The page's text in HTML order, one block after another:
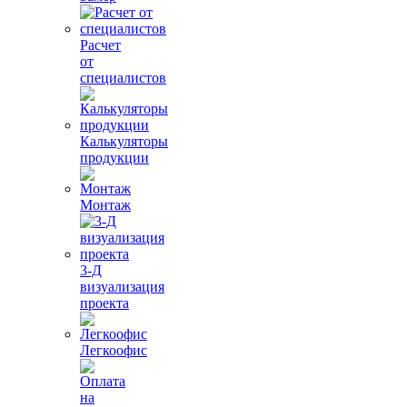
Расчет
от
специалистов
Калькуляторы
продукции
Монтаж
3-Д
визуализация
проекта
Легкоофис